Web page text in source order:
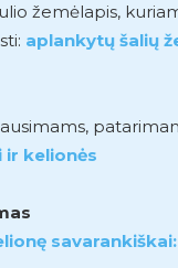
žemėlapis,
aplankytų šalių
ir kelionės